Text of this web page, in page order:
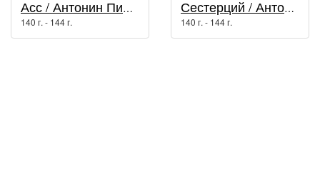
Асс / Антонин Пий (138 г. - 161 г.)
140 г. - 144 г.
Сестерций / Антонин Пий (138 г. - 161 г.)
140 г. - 144 г.